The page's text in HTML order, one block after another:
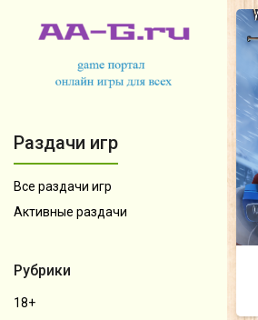
Раздачи игр
Все раздачи игр
Активные раздачи
Рубрики
18+